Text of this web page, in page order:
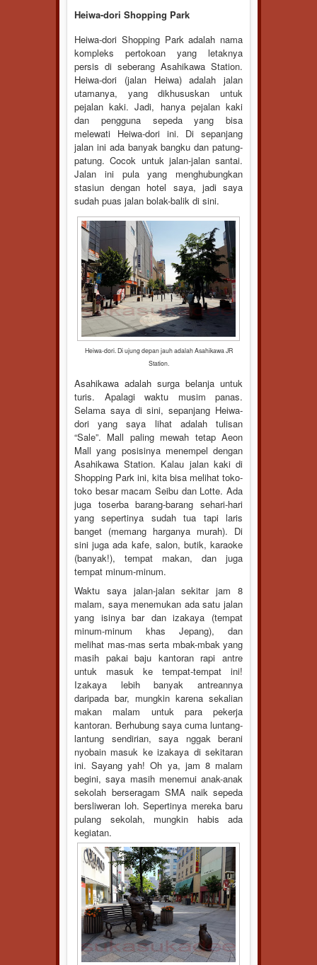
Heiwa-dori Shopping Park
Heiwa-dori Shopping Park adalah nama
kompleks pertokoan yang letaknya
persis di seberang Asahikawa Station.
Heiwa-dori (jalan Heiwa) adalah jalan
utamanya, yang dikhususkan untuk
pejalan kaki. Jadi, hanya pejalan kaki
dan pengguna sepeda yang bisa
melewati Heiwa-dori ini. Di sepanjang
jalan ini ada banyak bangku dan patung-
patung. Cocok untuk jalan-jalan santai.
Jalan ini pula yang menghubungkan
stasiun dengan hotel saya, jadi saya
sudah puas jalan bolak-balik di sini.
Heiwa-dori. Di ujung depan jauh adalah Asahikawa JR
Station.
Asahikawa adalah surga belanja untuk
turis. Apalagi waktu musim panas.
Selama saya di sini, sepanjang Heiwa-
dori yang saya lihat adalah tulisan
“Sale”. Mall paling mewah tetap Aeon
Mall yang posisinya menempel dengan
Asahikawa Station. Kalau jalan kaki di
Shopping Park ini, kita bisa melihat toko-
toko besar macam Seibu dan Lotte. Ada
juga toserba barang-barang sehari-hari
yang sepertinya sudah tua tapi laris
banget (memang harganya murah). Di
sini juga ada kafe, salon, butik, karaoke
(banyak!), tempat makan, dan juga
tempat minum-minum.
Waktu saya jalan-jalan sekitar jam 8
malam, saya menemukan ada satu jalan
yang isinya bar dan izakaya (tempat
minum-minum khas Jepang), dan
melihat mas-mas serta mbak-mbak yang
masih pakai baju kantoran rapi antre
untuk masuk ke tempat-tempat ini!
Izakaya lebih banyak antreannya
daripada bar, mungkin karena sekalian
makan malam untuk para pekerja
kantoran. Berhubung saya cuma luntang-
lantung sendirian, saya nggak berani
nyobain masuk ke izakaya di sekitaran
ini. Sayang yah! Oh ya, jam 8 malam
begini, saya masih menemui anak-anak
sekolah berseragam SMA naik sepeda
bersliweran loh. Sepertinya mereka baru
pulang sekolah, mungkin habis ada
kegiatan.